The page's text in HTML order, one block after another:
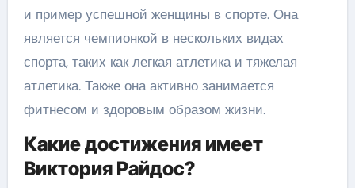
и пример успешной женщины в спорте. Она
является чемпионкой в нескольких видах
спорта, таких как легкая атлетика и тяжелая
атлетика. Также она активно занимается
фитнесом и здоровым образом жизни.
Какие достижения имеет
Виктория Райдос?